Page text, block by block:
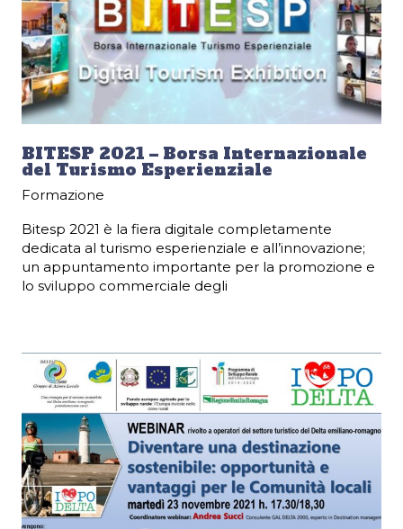
BITESP 2021 – Borsa Internazionale
del Turismo Esperienziale
Formazione
Bitesp 2021 è la fiera digitale completamente
dedicata al turismo esperienziale e all’innovazione;
un appuntamento importante per la promozione e
lo sviluppo commerciale degli